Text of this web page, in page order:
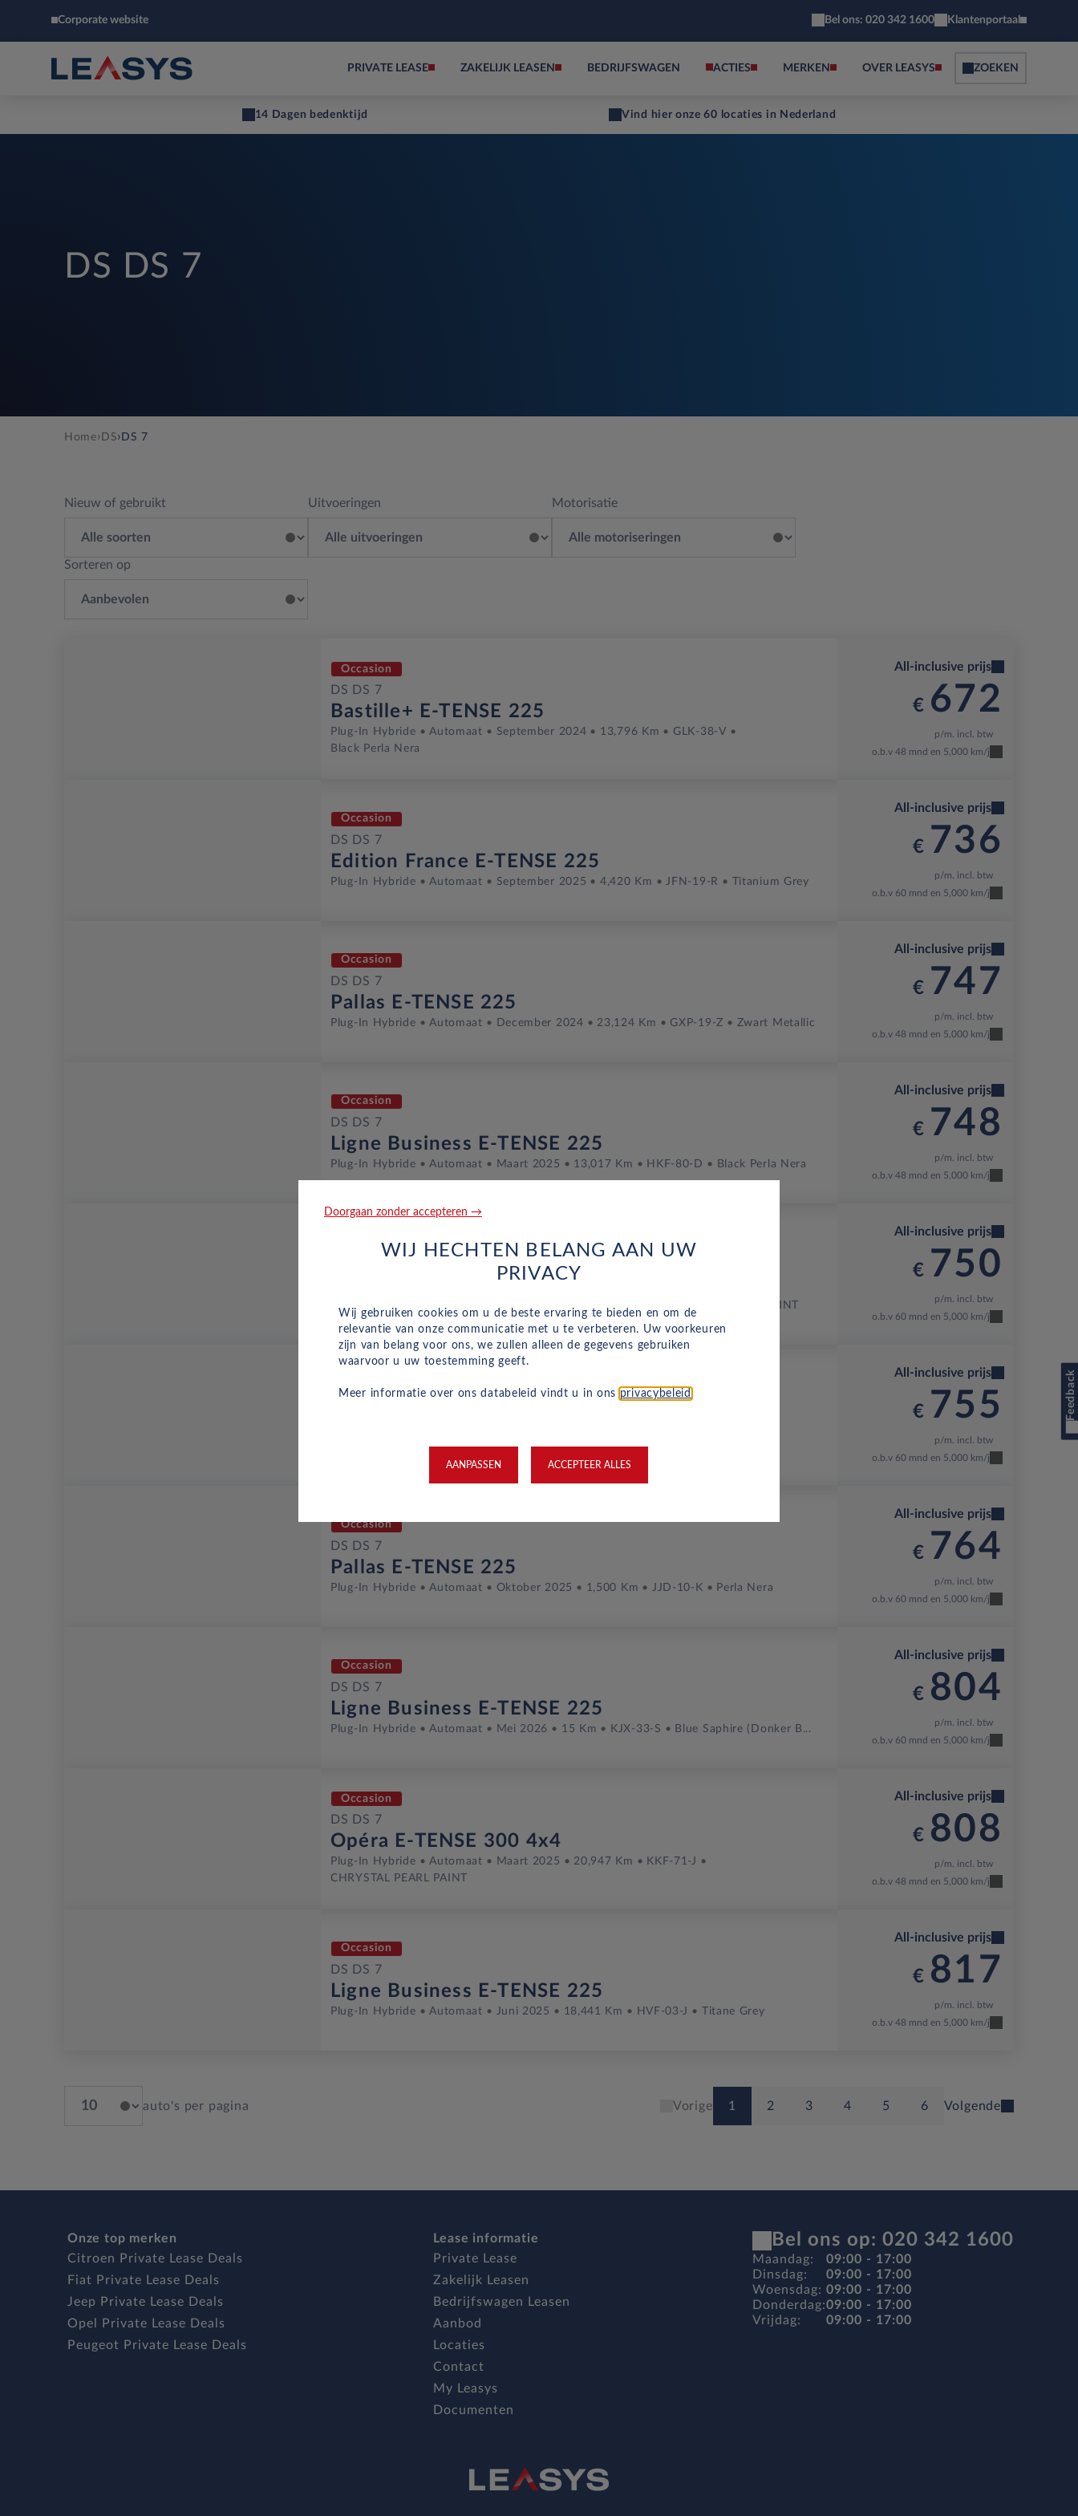
Corporate website Bel ons: 020 342 1600 Klantenportaal
PRIVATE LEASE ZAKELIJK LEASEN BEDRIJFSWAGEN ACTIES MERKEN OVER LEASYS ZOEKEN
14 Dagen bedenktijd Vind hier onze 60 locaties in Nederland
DS DS 7
Home› DS› DS 7
Nieuw of gebruikt Uitvoeringen Motorisatie
Sorteren op
Occasion
DS DS 7
Bastille+ E-TENSE 225
Plug-In Hybride Automaat September 2024 13,796 Km
GLK-38-V
Black Perla Nera
All-inclusive prijs
€ 672
p/m. incl. btw
o.b.v 48 mnd en 5,000 km/j
Occasion
DS DS 7
Edition France E-TENSE 225
Plug-In Hybride Automaat September 2025 4,420 Km JFN-19-R Titanium Grey
All-inclusive prijs
€ 736
p/m. incl. btw
o.b.v 60 mnd en 5,000 km/j
Occasion
DS DS 7
Pallas E-TENSE 225
Plug-In Hybride Automaat December 2024 23,124 Km GXP-19-Z Zwart Metallic
All-inclusive prijs
€ 747
p/m. incl. btw
o.b.v 48 mnd en 5,000 km/j
Occasion
DS DS 7
Ligne Business E-TENSE 225
Plug-In Hybride Automaat Maart 2025 13,017 Km HKF-80-D Black Perla Nera
All-inclusive prijs
€ 748
p/m. incl. btw
o.b.v 48 mnd en 5,000 km/j
Occasion
Ligne Business E-TENSE 225
TITANIUM GREY PAINT
All-inclusive prijs
€ 750
p/m. incl. btw
o.b.v 60 mnd en 5,000 km/j
Automaat Juli 2025 1,500 Km HVV-53-K
All-inclusive prijs
€ 755
p/m. incl. btw
o.b.v 60 mnd en 5,000 km/j
Occasion
DS DS 7
Pallas E-TENSE 225
Plug-In Hybride Automaat Oktober 2025 1,500 Km JJD-10-K Perla Nera
All-inclusive prijs
€ 764
p/m. incl. btw
o.b.v 60 mnd en 5,000 km/j
Occasion
DS DS 7
Ligne Business E-TENSE 225
Plug-In Hybride Automaat Mei 2026 15 Km KJX-33-S Blue Saphire (donker B...
All-inclusive prijs
€ 804
p/m. incl. btw
o.b.v 60 mnd en 5,000 km/j
Occasion
DS DS 7
Opéra E-TENSE 300 4x4
Plug-In Hybride Automaat Maart 2025 20,947 Km
KKF-71-J
CHRYSTAL PEARL PAINT
All-inclusive prijs
€ 808
p/m. incl. btw
o.b.v 48 mnd en 5,000 km/j
Occasion
DS DS 7
Ligne Business E-TENSE 225
Plug-In Hybride Automaat Juni 2025 18,441 Km HVF-03-J Titane Grey
All-inclusive prijs
€ 817
p/m. incl. btw
o.b.v 48 mnd en 5,000 km/j
auto's per pagina Vorige 1 2 3 4 5 6 Volgende
Feedback
Onze top merken
Citroen Private Lease Deals
Fiat Private Lease Deals
Jeep Private Lease Deals
Opel Private Lease Deals
Peugeot Private Lease Deals
Lease informatie
Private Lease
Zakelijk Leasen
Bedrijfswagen Leasen
Aanbod
Locaties
Contact
My Leasys
Documenten
Bel ons op: 020 342 1600
Maandag:
Dinsdag:
Woensdag:
Donderdag:
Vrijdag:
09:00 - 17:00
09:00 - 17:00
09:00 - 17:00
09:00 - 17:00
09:00 - 17:00
Doorgaan zonder accepteren →
WIJ HECHTEN BELANG AAN UW
PRIVACY
Wij gebruiken cookies om u de beste ervaring te bieden en om de
relevantie van onze communicatie met u te verbeteren. Uw voorkeuren
zijn van belang voor ons, we zullen alleen de gegevens gebruiken
waarvoor u uw toestemming geeft.
Meer informatie over ons databeleid vindt u in ons privacybeleid.
AANPASSEN ACCEPTEER ALLES